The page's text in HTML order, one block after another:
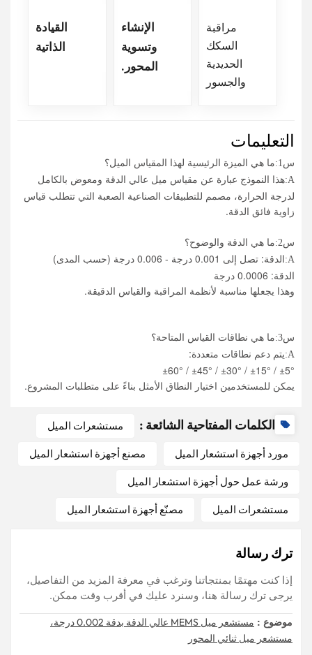
مراقبة
السكك
الحديدية
والجسور
الإنشاء
وتسوية
المحور.
القيادة
الذاتية
التعليمات
س1:
ما هي الميزة الرئيسية لهذا المقياس الميل؟
A: هذا النموذج عبارة عن مقياس ميل عالي الدقة ومعوض بالكامل
لدرجة الحرارة، مصمم للتطبيقات الصناعية الصعبة التي تتطلب قياس
زاوية فائق الدقة.
س2:
ما هي الدقة والوضوح؟
A: الدقة: تصل إلى 0.001 درجة - 0.006 درجة (حسب المدى)
الدقة: 0.0006 درجة
وهذا يجعلها مناسبة لأنظمة المراقبة والقياس الدقيقة.
س3:
ما هي نطاقات القياس المتاحة؟
A: يتم دعم نطاقات متعددة:
±5° / ±15° / ±30° / ±45° / ±60°
يمكن للمستخدمين اختيار النطاق الأمثل بناءً على متطلبات المشروع.
الكلمات المفتاحية الشائعة : مستشعرات الميل
مورد أجهزة استشعار الميل مصنع أجهزة استشعار الميل
ورشة عمل حول أجهزة استشعار الميل
مستشعرات الميل مصنّع أجهزة استشعار الميل
ترك رسالة
إذا كنت مهتمًا بمنتجاتنا وترغب في معرفة المزيد من التفاصيل،
يرجى ترك رسالة هنا، وسنرد عليك في أقرب وقت ممكن.
موضوع :
مستشعر ميل MEMS عالي الدقة بدقة 0.002 درجة،
مستشعر ميل ثنائي المحور